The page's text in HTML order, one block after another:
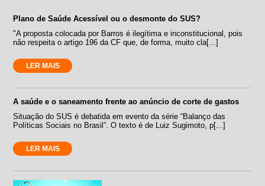
Plano de Saúde Acessível ou o desmonte do SUS?
"A proposta colocada por Barros é ilegítima e inconstitucional, pois
não respeita o artigo 196 da CF que, de forma, muito cla[...]
LER MAIS
A saúde e o saneamento frente ao anúncio de corte de gastos
Situação do SUS é debatida em evento da série “Balanço das
Políticas Sociais no Brasil”. O texto é de Luiz Sugimoto, p[...]
LER MAIS